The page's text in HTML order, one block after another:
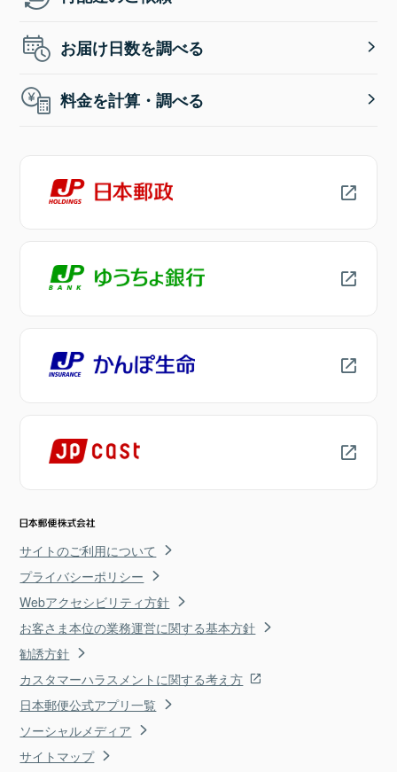
お届け日数を調べる
料金を計算・調べる
サイトのご利用について
プライバシーポリシー
Webアクセシビリティ方針
お客さま本位の業務運営に関する基本方針
勧誘方針
カスタマーハラスメントに関する考え方
日本郵便公式アプリ一覧
ソーシャルメディア
サイトマップ